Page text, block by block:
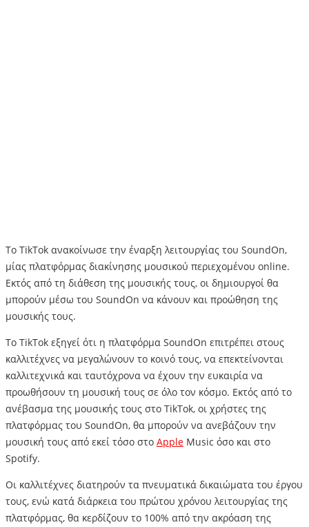
Το TikTok ανακοίνωσε την έναρξη λειτουργίας του SoundOn,
μίας πλατφόρμας διακίνησης μουσικού περιεχομένου online.
Εκτός από τη διάθεση της μουσικής τους, οι δημιουργοί θα
μπορούν μέσω του SoundOn να κάνουν και προώθηση της
μουσικής τους.
Το TikTok εξηγεί ότι η πλατφόρμα SoundOn επιτρέπει στους
καλλιτέχνες να μεγαλώνουν το κοινό τους, να επεκτείνονται
καλλιτεχνικά και ταυτόχρονα να έχουν την ευκαιρία να
προωθήσουν τη μουσική τους σε όλο τον κόσμο. Εκτός από το
ανέβασμα της μουσικής τους στο TikTok, οι χρήστες της
πλατφόρμας του SoundOn, θα μπορούν να ανεβάζουν την
μουσική τους από εκεί τόσο στο Apple Music όσο και στο
Spotify.
Οι καλλιτέχνες διατηρούν τα πνευματικά δικαιώματα του έργου
τους, ενώ κατά διάρκεια του πρώτου χρόνου λειτουργίας της
πλατφόρμας, θα κερδίζουν το 100% από την ακρόαση της